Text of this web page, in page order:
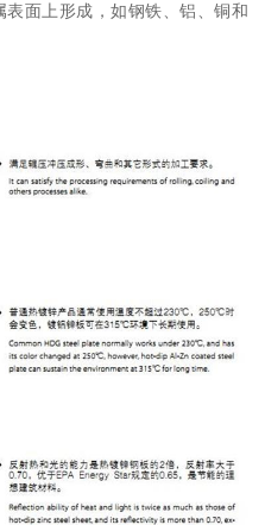
面上形成，如钢铁、铝、铜和